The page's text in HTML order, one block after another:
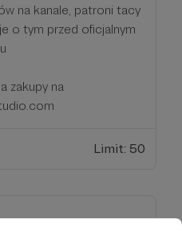
na kanale, patroni tacy
o tym przed oficjalnym
zakupy na
Limit: 50